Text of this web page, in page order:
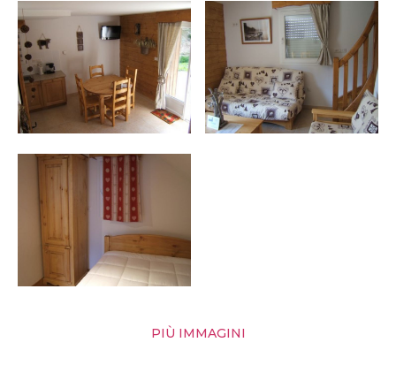
PIÙ IMMAGINI